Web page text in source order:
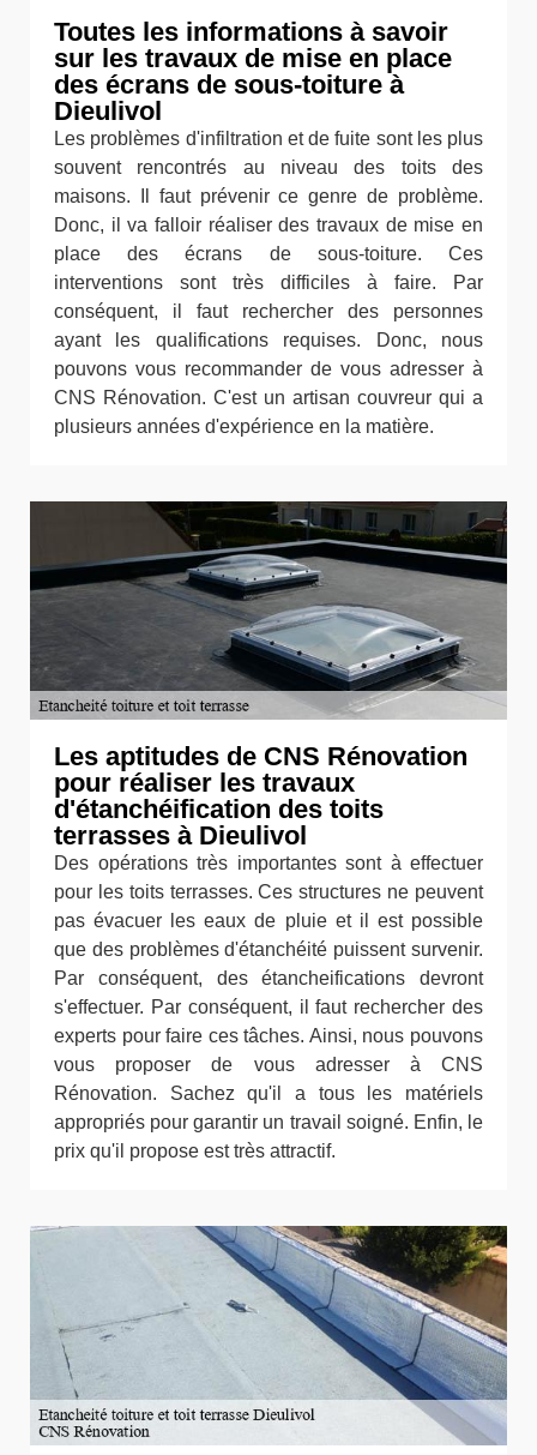
Toutes les informations à savoir
sur les travaux de mise en place
des écrans de sous-toiture à
Dieulivol
Les problèmes d'infiltration et de fuite sont les plus
souvent rencontrés au niveau des toits des
maisons. Il faut prévenir ce genre de problème.
Donc, il va falloir réaliser des travaux de mise en
place des écrans de sous-toiture. Ces
interventions sont très difficiles à faire. Par
conséquent, il faut rechercher des personnes
ayant les qualifications requises. Donc, nous
pouvons vous recommander de vous adresser à
CNS Rénovation. C'est un artisan couvreur qui a
plusieurs années d'expérience en la matière.
Les aptitudes de CNS Rénovation
pour réaliser les travaux
d'étanchéification des toits
terrasses à Dieulivol
Des opérations très importantes sont à effectuer
pour les toits terrasses. Ces structures ne peuvent
pas évacuer les eaux de pluie et il est possible
que des problèmes d'étanchéité puissent survenir.
Par conséquent, des étancheifications devront
s'effectuer. Par conséquent, il faut rechercher des
experts pour faire ces tâches. Ainsi, nous pouvons
vous proposer de vous adresser à CNS
Rénovation. Sachez qu'il a tous les matériels
appropriés pour garantir un travail soigné. Enfin, le
prix qu'il propose est très attractif.